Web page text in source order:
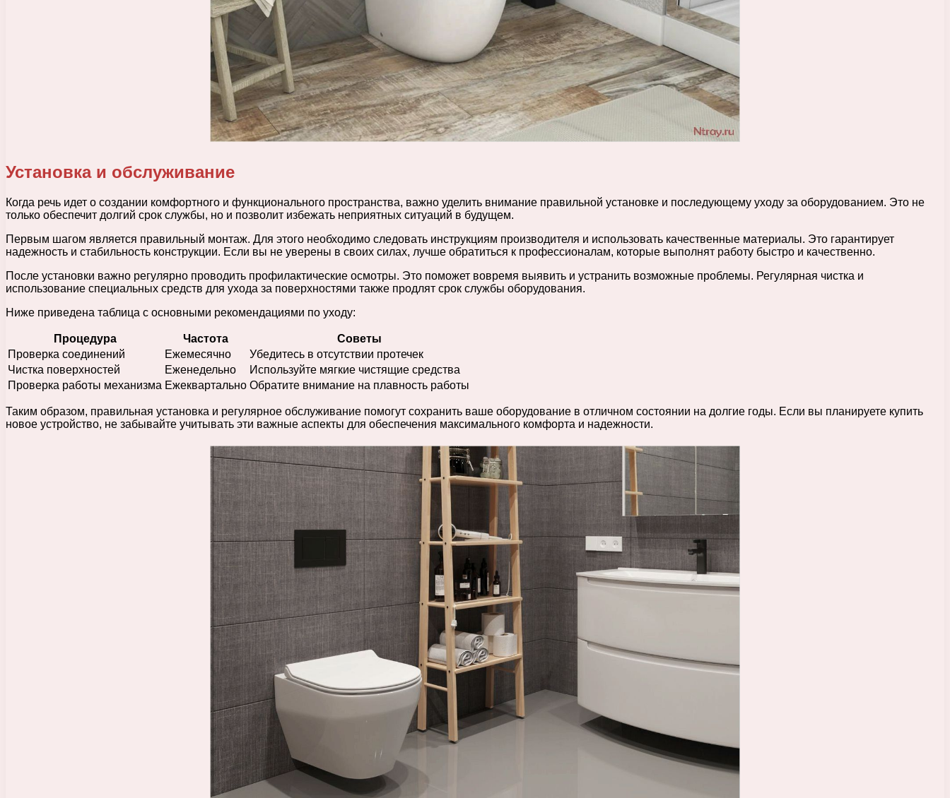
Установка и обслуживание
Когда речь идет о создании комфортного и функционального пространства, важно уделить внимание правильной установке и последующему уходу за оборудованием. Это не
только обеспечит долгий срок службы, но и позволит избежать неприятных ситуаций в будущем.
Первым шагом является правильный монтаж. Для этого необходимо следовать инструкциям производителя и использовать качественные материалы. Это гарантирует
надежность и стабильность конструкции. Если вы не уверены в своих силах, лучше обратиться к профессионалам, которые выполнят работу быстро и качественно.
После установки важно регулярно проводить профилактические осмотры. Это поможет вовремя выявить и устранить возможные проблемы. Регулярная чистка и
использование специальных средств для ухода за поверхностями также продлят срок службы оборудования.
Ниже приведена таблица с основными рекомендациями по уходу:
Процедура Частота
Советы
Проверка соединений
Ежемесячно
Убедитесь в отсутствии протечек
Чистка поверхностей
Еженедельно
Используйте мягкие чистящие средства
Проверка работы механизма Ежеквартально Обратите внимание на плавность работы
Таким образом, правильная установка и регулярное обслуживание помогут сохранить ваше оборудование в отличном состоянии на долгие годы. Если вы планируете купить
новое устройство, не забывайте учитывать эти важные аспекты для обеспечения максимального комфорта и надежности.